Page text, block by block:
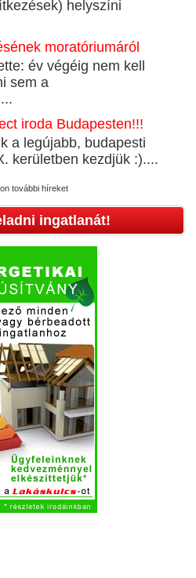
helyszíni
moratóriumáról
év végéig nem kell
sem a
iroda Budapesten!!!
a legújabb, budapesti
kerületben kezdjük :)....
további híreket
ingatlanát!